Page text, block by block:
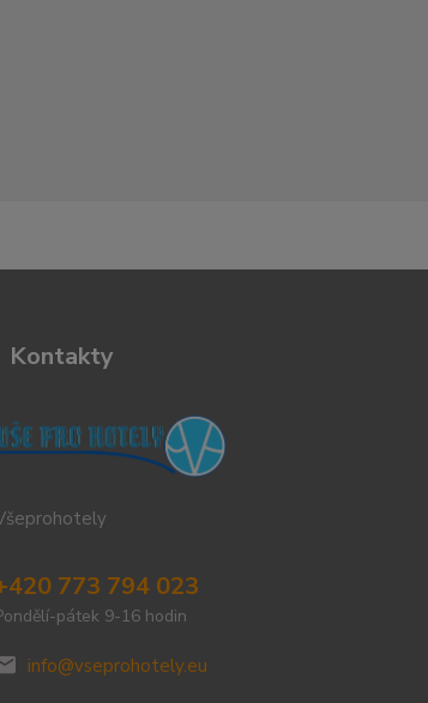
Kontakty
773 794 023
pátek 9-16 hodin
info@vseprohotely.eu